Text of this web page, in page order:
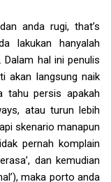
anda rugi, that’s
lakukan hanyalah
Dalam hal ini penulis
akan langsung naik
tahu persis apakah
atau turun lebih
skenario manapun
pernah komplain
dan kemudian
maka porto anda